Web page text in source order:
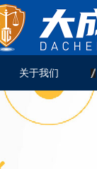
关于我们